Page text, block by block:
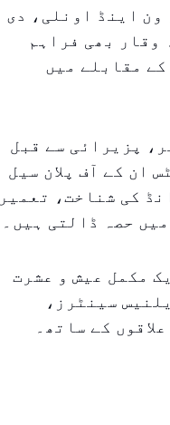
ون اینڈ اونلی، دی
وقار بھی فراہم
مقابلے میں
پزیرائی سے قبل
ان کے آف پلان سیل
برانڈ کی شناخت، تعمیر
حصہ ڈالتی ہیں۔
مکمل عیش و عشرت
سینٹرز،
کے ساتھ۔